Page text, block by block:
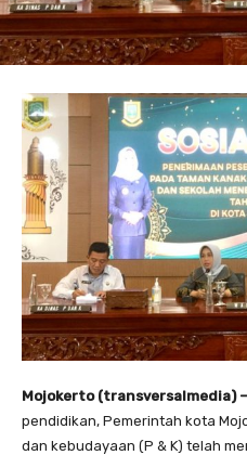
Mojokerto (transversalmedia) –
pendidikan, Pemerintah kota
dan kebudayaan (P & K) telah